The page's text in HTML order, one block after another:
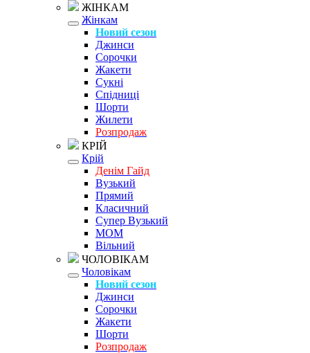
ЖІНКАМ
Жінкам
Новий сезон
Джинси
Сорочки
Жакети
Сукні
Спідниці
Шорти
Жилети
Розпродаж
КРІЙ
Крій
Денім Гайд
Вузький
Прямий
Класичний
Супер Вузький
MOM
Вільний
ЧОЛОВІКАМ
Чоловікам
Новий сезон
Джинси
Сорочки
Жакети
Шорти
Розпродаж